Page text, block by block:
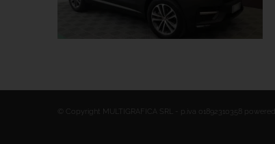
© Copyright MULTIGRAFICA SRL - p.iva 01892310358